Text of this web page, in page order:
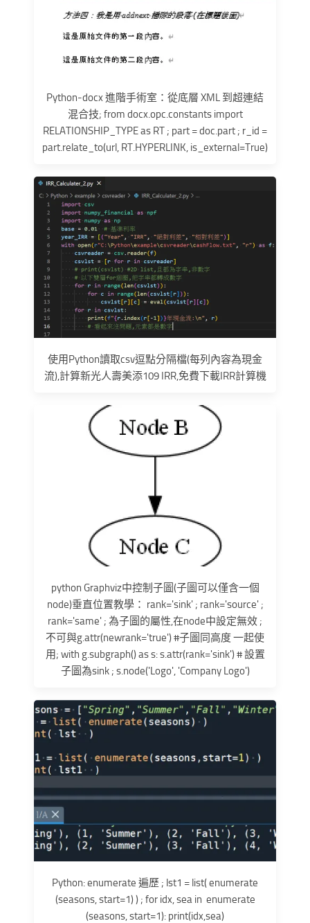
Python-docx 進階手術室：從底層 XML 到超連結
混合技; from docx.opc.constants import
RELATIONSHIP_TYPE as RT ; part = doc.part ; r_id =
part.relate_to(url, RT.HYPERLINK, is_external=True)
使用Python讀取csv逗點分隔檔(每列內容為現金
流),計算新光人壽美添109 IRR,免費下載IRR計算機
python Graphviz中控制子圖(子圖可以僅含一個
node)垂直位置教學： rank='sink' ; rank='source' ;
rank='same' ; 為子圖的屬性,在node中設定無效 ;
不可與g.attr(newrank='true') #子圖同高度 一起使
用; with g.subgraph() as s: s.attr(rank='sink') # 設置
子圖為sink ; s.node('Logo', 'Company Logo')
Python: enumerate 遍歷 ; lst1 = list( enumerate
(seasons, start=1) ) ; for idx, sea in enumerate
(seasons, start=1): print(idx,sea)